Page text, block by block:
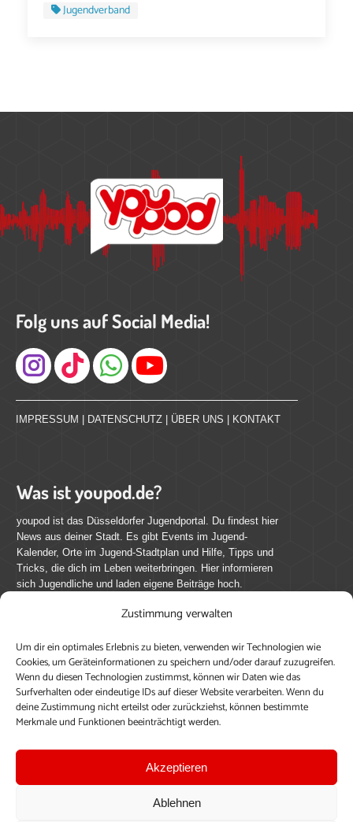
Zustimmung verwalten
Um dir ein optimales Erlebnis zu bieten, verwenden wir Technologien wie
Cookies, um Geräteinformationen zu speichern und/oder darauf zuzugreifen.
Wenn du diesen Technologien zustimmst, können wir Daten wie das
Surfverhalten oder eindeutige IDs auf dieser Website verarbeiten. Wenn du
deine Zustimmung nicht erteilst oder zurückziehst, können bestimmte
Merkmale und Funktionen beeinträchtigt werden.
Akzeptieren
Ablehnen
Jugendverband
Folg uns auf Social Media!
Instagram
IMPRESSUM DATENSCHUTZ ÜBER UNS KONTAKT
Was ist youpod.de?
youpod ist das Düsseldorfer Jugendportal. Du findest hier
News aus deiner Stadt. Es gibt Events im Jugend-
Kalender, Orte im Jugend-Stadtplan und Hilfe, Tipps und
Tricks, die dich im Leben weiterbringen. Hier informieren
sich Jugendliche und laden eigene Beiträge hoch.
youpod.de lebt von Menschen wie dir. Sammel
journalistische Erfahrung, teile deine Perspektive und
veröffentliche deine Beiträge auf youpod.de.Du musst
dich anmelden, um alle Funktionen nutzen zu können, ein
Profil anzulegen, eigene Beiträge hochzuladen und zu
Einloggen